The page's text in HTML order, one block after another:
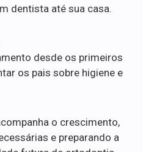
dentista até sua casa.
desde os primeiros
os pais sobre higiene e
o crescimento,
e preparando a